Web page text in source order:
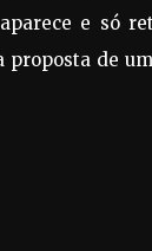
e só
proposta de